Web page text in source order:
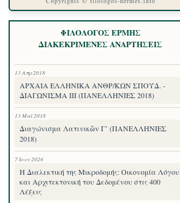
ΦΙΛΟΛΟΓΟΣ ΕΡΜΗΣ
ΔΙΑΚΕΚΡΙΜΕΝΕΣ ΑΝΑΡΤΗΣΕΙΣ
13 Απρ 2018
ΑΡΧΑΙΑ ΕΛΛΗΝΙΚΑ ΑΝΘΡ/ΚΩΝ ΣΠΟΥΔ. -
ΔΙΑΓΩΝΙΣΜΑ III (ΠΑΝΕΛΛΗΝΙΕΣ 2018)
13 Μαΐ 2018
Διαγώνισμα Λατινικῶν Γ’ (ΠΑΝΕΛΛΗΝΙΕΣ
2018)
7 Ιουν 2026
Η Διαλεκτική της Μικροδομής: Οικονομία Λόγου
και Αρχιτεκτονική του Δεδομένου στις 400
Λέξεις